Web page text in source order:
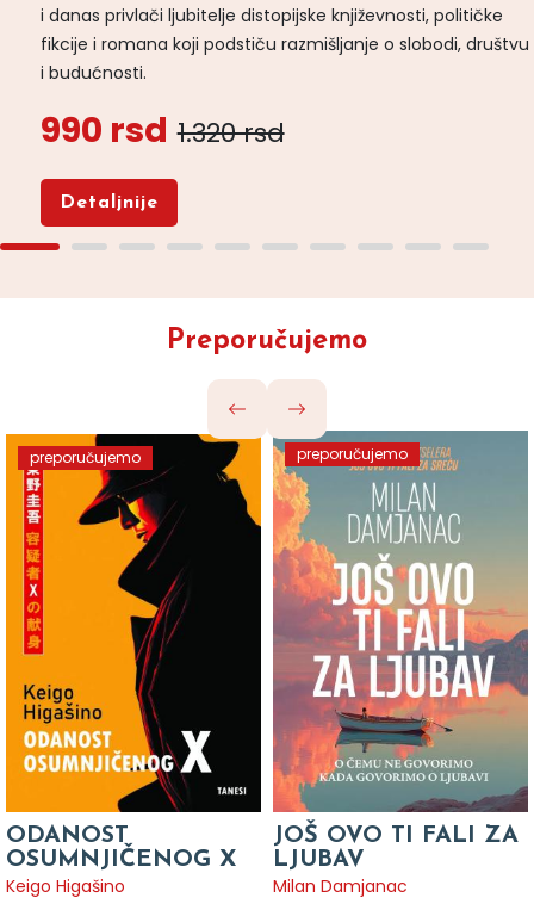
i danas privlači ljubitelje distopijske književnosti, političke
fikcije i romana koji podstiču razmišljanje o slobodi, društvu
i budućnosti.
990 rsd 1.320 rsd
Detaljnije
Preporučujemo
preporučujemo
ODANOST
OSUMNJIČENOG X
Keigo Higašino
preporučujemo
JOŠ OVO TI FALI ZA
LJUBAV
Milan Damjanac